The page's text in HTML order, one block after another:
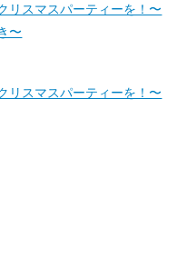
リスマスパーティーを！〜
〜
リスマスパーティーを！〜